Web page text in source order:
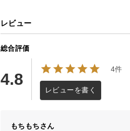
レビュー
総合評価
4.8
4件
レビューを書く
もちもち